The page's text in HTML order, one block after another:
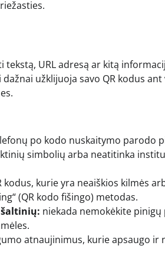
URL adresą ar kitą
užklijuoja savo QR kodus
po kodo nuskaitymo parodo
simbolių arba neatitinka
kodus, kurie yra neaiškios kilmės
(QR kodo fišingo) metodas.
niekada nemokėkite pinigų
atnaujinimus, kurie apsaugo ir